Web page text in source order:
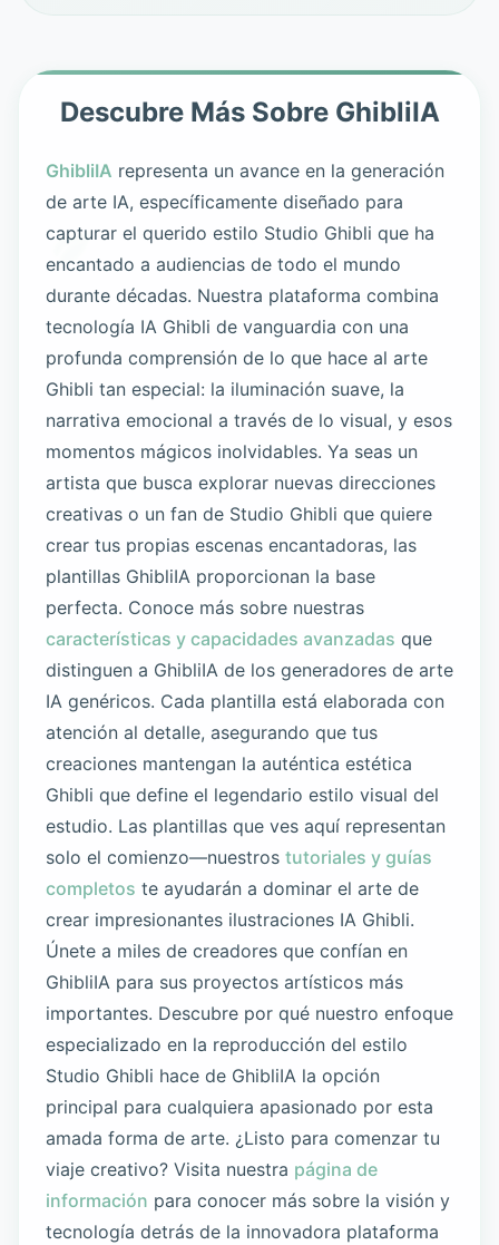
Descubre Más Sobre GhibliIA
GhibliIA representa un avance en la generación
de arte IA, específicamente diseñado para
capturar el querido estilo Studio Ghibli que ha
encantado a audiencias de todo el mundo
durante décadas. Nuestra plataforma combina
tecnología IA Ghibli de vanguardia con una
profunda comprensión de lo que hace al arte
Ghibli tan especial: la iluminación suave, la
narrativa emocional a través de lo visual, y esos
momentos mágicos inolvidables. Ya seas un
artista que busca explorar nuevas direcciones
creativas o un fan de Studio Ghibli que quiere
crear tus propias escenas encantadoras, las
plantillas GhibliIA proporcionan la base
perfecta. Conoce más sobre nuestras
características y capacidades avanzadas que
distinguen a GhibliIA de los generadores de arte
IA genéricos. Cada plantilla está elaborada con
atención al detalle, asegurando que tus
creaciones mantengan la auténtica estética
Ghibli que define el legendario estilo visual del
estudio. Las plantillas que ves aquí representan
solo el comienzo—nuestros tutoriales y guías
completos te ayudarán a dominar el arte de
crear impresionantes ilustraciones IA Ghibli.
Únete a miles de creadores que confían en
GhibliIA para sus proyectos artísticos más
importantes. Descubre por qué nuestro enfoque
especializado en la reproducción del estilo
Studio Ghibli hace de GhibliIA la opción
principal para cualquiera apasionado por esta
amada forma de arte. ¿Listo para comenzar tu
viaje creativo? Visita nuestra página de
información para conocer más sobre la visión y
tecnología detrás de la innovadora plataforma